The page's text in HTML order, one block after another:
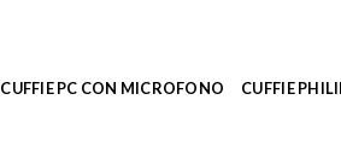
CUFFIE PC CON MICROFONO CUFFIE